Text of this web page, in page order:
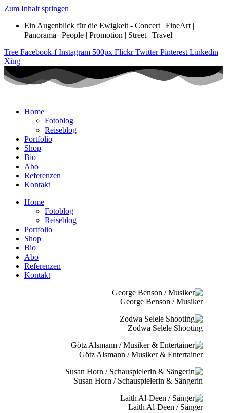
Zum Inhalt springen
Ein Augenblick für die Ewigkeit - Concert | FineArt |
Panorama | People | Promotion | Street | Travel
Tree Facebook-f Instagram 500px Flickr Twitter Pinterest Linkedin
Xing
Home
Fotoblog
Reiseblog
Portfolio
Shop
Bio
Abo
Referenzen
Kontakt
Home
Fotoblog
Reiseblog
Portfolio
Shop
Bio
Abo
Referenzen
Kontakt
George Benson / Musiker
Zodwa Selele Shooting
Götz Alsmann / Musiker & Entertainer
Susan Horn / Schauspielerin & Sängerin
Laith Al-Deen / Sänger